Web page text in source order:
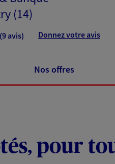
(14)
(9 avis) Donnez votre avis
Nos offres
pour